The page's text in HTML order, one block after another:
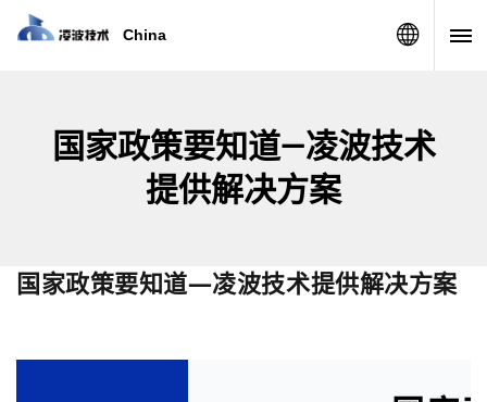
China
国家政策要知道—凌波技术
提供解决方案
国家政策要知道—凌波技术提供解决方案